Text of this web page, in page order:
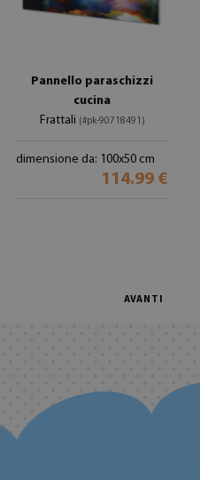
Pannello paraschizzi
cucina
Frattali (#pk-90718491)
dimensione da: 100x50 cm
114.99 €
AVANTI